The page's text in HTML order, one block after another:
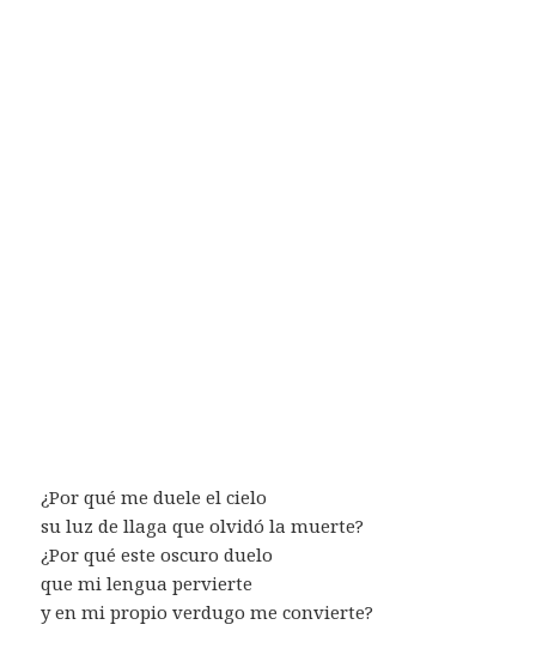
¿Por qué me duele el cielo
su luz de llaga que olvidó la muerte?
¿Por qué este oscuro duelo
que mi lengua pervierte
y en mi propio verdugo me convierte?